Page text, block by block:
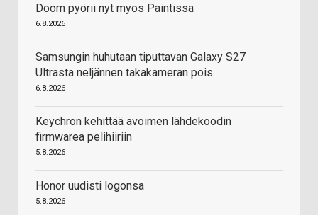
Doom pyörii nyt myös Paintissa
6.8.2026
Samsungin huhutaan tiputtavan Galaxy S27
Ultrasta neljännen takakameran pois
6.8.2026
Keychron kehittää avoimen lähdekoodin
firmwarea pelihiiriin
5.8.2026
Honor uudisti logonsa
5.8.2026